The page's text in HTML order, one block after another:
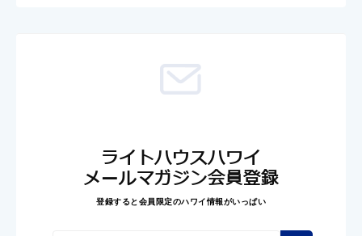
ライトハウスハワイ
メールマガジン会員登録
登録すると会員限定のハワイ情報がいっぱい